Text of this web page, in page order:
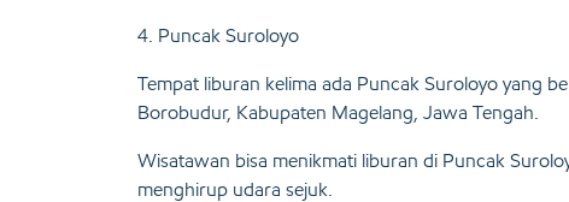
4. Puncak Suroloyo
Tempat liburan kelima ada Puncak Suroloyo yang
Borobudur, Kabupaten Magelang, Jawa Tengah.
Wisatawan bisa menikmati liburan di Puncak
menghirup udara sejuk.